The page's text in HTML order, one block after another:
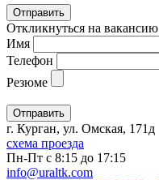
Откликнуться на вакансию
Имя
Телефон
Резюме
г. Курган, ул. Омская, 171д
схема проезда
Пн-Пт с 8:15 до 17:15
info@uraltk.com